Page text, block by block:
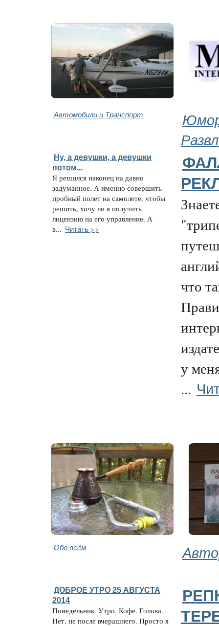
Автомобили и Транспорт
Ну, а девушки, а девушки
потом...
Я решился наконец на давно
задуманное. А именно совершить
пробный полет на самолете, чтобы
решить, хочу ли я получить
лицензию на его управление. А
в... Читать >>
что
у
...
Обо всём
ДОБРОЕ УТРО 25 АВГУСТА
2014
Понедельник. Утро. Кофе. Голова.
Нет, не после вчерашнего. Просто я